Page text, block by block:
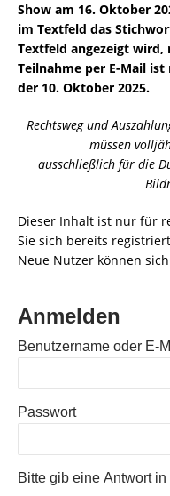
Show am 16. Oktober
im Textfeld das
Textfeld angezeigt wird,
Teilnahme per E-Mail
der 10. Oktober 2025.
Rechtsweg und
müssen
ausschließlich für die
Dieser Inhalt ist nur für
Sie sich bereits
Neue Nutzer können
Anmelden
Benutzername oder E-
Passwort
Bitte gib eine Antwort in